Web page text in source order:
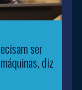
ser
diz